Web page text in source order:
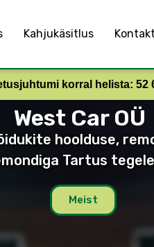
Kahjukäsitlus Kontakt
korral helista: 52
West Car OÜ
hoolduse,
Tartus
Meist